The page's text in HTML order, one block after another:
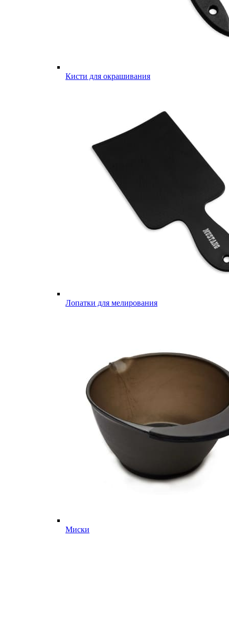
Кисти для окрашивания
Лопатки для мелирования
Миски